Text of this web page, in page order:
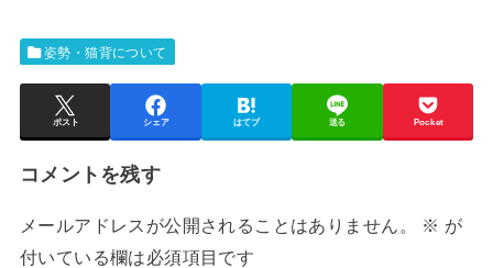
姿勢・猫背について
ポスト シェア はてブ 送る Pocket
コメントを残す
メールアドレスが公開されることはありません。 ※ が
付いている欄は必須項目です